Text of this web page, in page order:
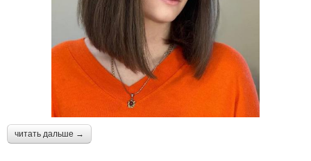
читать дальше →